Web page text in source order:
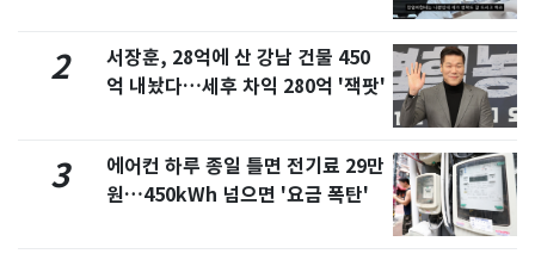
2
서장훈, 28억에 산 강남 건물 450
억 내놨다…세후 차익 280억 '잭팟'
3
에어컨 하루 종일 틀면 전기료 29만
원…450kWh 넘으면 '요금 폭탄'